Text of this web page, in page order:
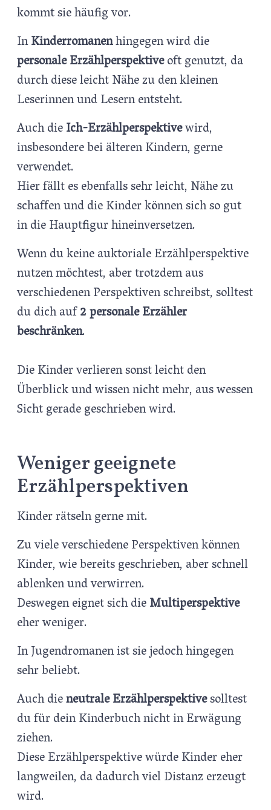
kommt sie häufig vor.
InKinderromanenhingegen wird die
personale Erzählperspektiveoft genutzt, da
durch diese leicht Nähe zu den kleinen
Leserinnen und Lesern entsteht.
Auch dieIch-Erzählperspektivewird,
insbesondere bei älteren Kindern, gerne
verwendet.
Hier fällt es ebenfalls sehr leicht, Nähe zu
schaffen und die Kinder können sich so gut
in die Hauptfigur hineinversetzen.
Wenn du keine auktoriale Erzählperspektive
nutzen möchtest, aber trotzdem aus
verschiedenen Perspektiven schreibst, solltest
du dich auf2 personale Erzähler
beschränken.
Die Kinder verlieren sonst leicht den
Überblick und wissen nicht mehr, aus wessen
Sicht gerade geschrieben wird.
Weniger geeignete
Erzählperspektiven
Kinder rätseln gerne mit.
Zu viele verschiedene Perspektiven können
Kinder, wie bereits geschrieben, aber schnell
ablenken und verwirren.
Deswegen eignet sich dieMultiperspektive
eher weniger.
In Jugendromanen ist sie jedoch hingegen
sehr beliebt.
Auch dieneutrale Erzählperspektivesolltest
du für dein Kinderbuch nicht in Erwägung
ziehen.
Diese Erzählperspektive würde Kinder eher
langweilen, da dadurch viel Distanz erzeugt
wird.